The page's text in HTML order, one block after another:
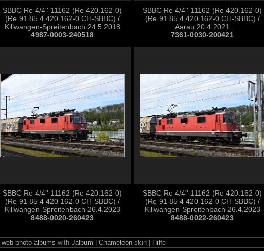
SBBC Re 4/4'' 11162 (Re 420.162-0)
(Re 91 85 4 420 162-0 CH-SBBC) /
Killwangen-Spreitenbach 24.5.2018
4987-0003-240518
SBBC Re 4/4'' 11162 (Re 420.162-0)
(Re 91 85 4 420 162-0 CH-SBBC) /
Aarau 20.4.2021
7361-0030-200421
SBBC Re 4/4'' 11162 (Re 420.162-0)
(Re 91 85 4 420 162-0 CH-SBBC) /
Killwangen-Spreitenbach 26.4.2023
8488-0020-260423
SBBC Re 4/4'' 11162 (Re 420.162-0)
(Re 91 85 4 420 162-0 CH-SBBC) /
Killwangen-Spreitenbach 26.4.2023
8488-0022-260423
web photo albums with Jalbum Chameleonskin | Hilfe